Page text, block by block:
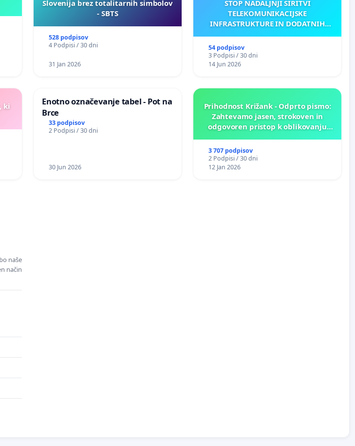
Slovenija brez totalitarnih simbolov
- SBTS
528 podpisov
4 Podpisi / 30 dni
31 Jan 2026
STOP NADALJNJI ŠIRITVI
TELEKOMUNIKACIJSKE
INFRASTRUKTURE IN DODATNIH
54 podpisov
3 Podpisi / 30 dni
14 Jun 2026
ki
Enotno označevanje tabel - Pot na
Brce
33 podpisov
2 Podpisi / 30 dni
30 Jun 2026
Prihodnost Križank - Odprto pismo:
Zahtevamo jasen, strokoven in
odgovoren pristop k oblikovanju
3 707 podpisov
2 Podpisi / 30 dni
12 Jan 2026
naše
način